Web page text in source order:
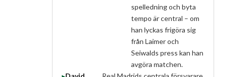
spelledning och byta
tempo är central – om
han lyckas frigöra sig
från Laimer och
Seiwalds press kan han
avgöra matchen.